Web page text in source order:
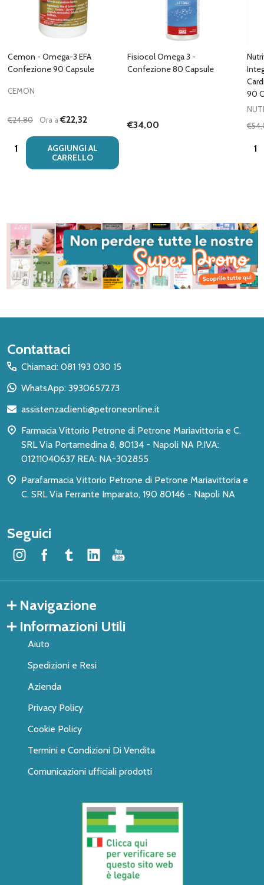
Cemon - Omega-3 EFA
Confezione 90 Capsule
CEMON
€24,80 Ora a€22,32
Quantità:
AGGIUNGI AL
CARRELLO
Fisiocol Omega 3 -
Confezione 80 Capsule
€34,00
90
Inizio
del
piè
pagina
Contattaci
Chiamaci: 081 193 030 15
WhatsApp: 3930657273
assistenzaclienti@petroneonline.it
Farmacia Vittorio Petrone di Petrone Mariavittoria e C.
SRL Via Portamedina 8, 80134 - Napoli NA P.IVA:
01211040637 REA: NA-302855
Parafarmacia Vittorio Petrone di Petrone Mariavittoria e
C. SRL Via Ferrante Imparato, 190 80146 - Napoli NA
Seguici
Navigazione
Informazioni Utili
Aiuto
Spedizioni e Resi
Azienda
Privacy Policy
Cookie Policy
Termini e Condizioni Di Vendita
Comunicazioni ufficiali prodotti